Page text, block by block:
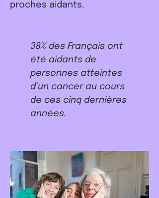
proches aidants.
38% des Français ont
été aidants de
personnes atteintes
d’un cancer au cours
de ces cinq dernières
années.